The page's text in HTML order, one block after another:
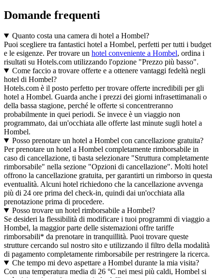
Domande frequenti
Quanto costa una camera di hotel a Hombel?
Puoi scegliere tra fantastici hotel a Hombel, perfetti per tutti i budget
e le esigenze. Per trovare un hotel conveniente a Hombel, ordina i
risultati su Hotels.com utilizzando l'opzione "Prezzo più basso".
Come faccio a trovare offerte e a ottenere vantaggi fedeltà negli
hotel di Hombel?
Hotels.com è il posto perfetto per trovare offerte incredibili per gli
hotel a Hombel. Guarda anche i prezzi dei giorni infrasettimanali o
della bassa stagione, perché le offerte si concentreranno
probabilmente in quei periodi. Se invece è un viaggio non
programmato, dai un'occhiata alle offerte last minute sugli hotel a
Hombel.
Posso prenotare un hotel a Hombel con cancellazione gratuita?
Per prenotare un hotel a Hombel completamente rimborsabile in
caso di cancellazione, ti basta selezionare "Struttura completamente
rimborsabile" nella sezione "Opzioni di cancellazione". Molti hotel
offrono la cancellazione gratuita, per garantirti un rimborso in questa
eventualità. Alcuni hotel richiedono che la cancellazione avvenga
più di 24 ore prima del check-in, quindi dai un'occhiata alla
prenotazione prima di procedere.
Posso trovare un hotel rimborsabile a Hombel?
Se desideri la flessibilità di modificare i tuoi programmi di viaggio a
Hombel, la maggior parte delle sistemazioni offre tariffe
rimborsabili* da prenotare in tranquillità. Puoi trovare queste
strutture cercando sul nostro sito e utilizzando il filtro della modalità
di pagamento completamente rimborsabile per restringere la ricerca.
Che tempo mi devo aspettare a Hombel durante la mia visita?
Con una temperatura media di 26 °C nei mesi più caldi, Hombel si